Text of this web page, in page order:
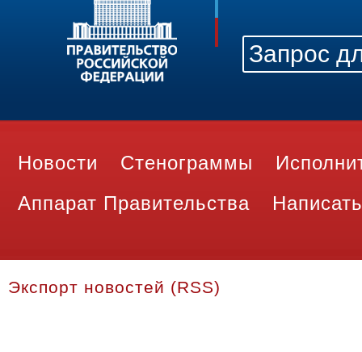
Новости Стенограммы
Аппарат Правительства
Экспорт новостей (RSS)